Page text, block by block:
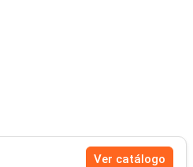
Ver catálogo